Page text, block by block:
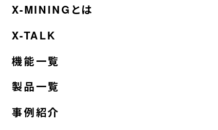
X-MININGとは
X-TALK
機能一覧
製品一覧
事例紹介